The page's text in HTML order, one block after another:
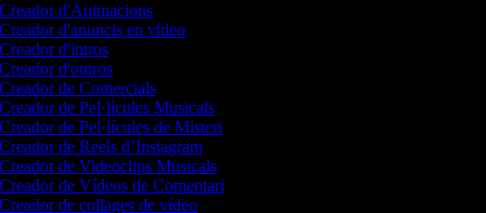
d'Animacions
d'anuncis en vídeo
d'intros
d'outros
de Comercials
de Pel·lícules Musicals
de Pel·lícules de Misteri
de Reels d’Instagram
de Videoclips Musicals
de Vídeos de Comentari
de collages de vídeo